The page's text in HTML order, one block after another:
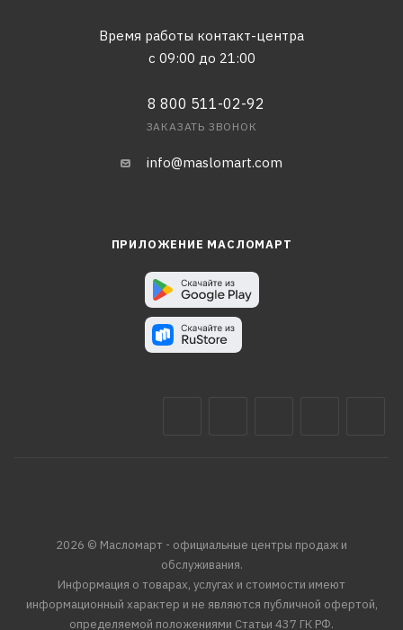
Время работы контакт-центра
с 09:00 до 21:00
8 800 511-02-92
ЗАКАЗАТЬ ЗВОНОК
info@maslomart.com
ПРИЛОЖЕНИЕ МАСЛОМАРТ
2026 © Масломарт - официальные центры продаж и
обслуживания.
Информация о товарах, услугах и стоимости имеют
информационный характер и не являются публичной офертой,
определяемой положениями Статьи 437 ГК РФ.